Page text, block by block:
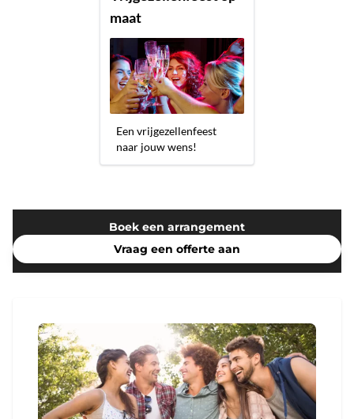
maat
Een vrijgezellenfeest
naar jouw wens!
Boek een arrangement
Vraag een offerte aan